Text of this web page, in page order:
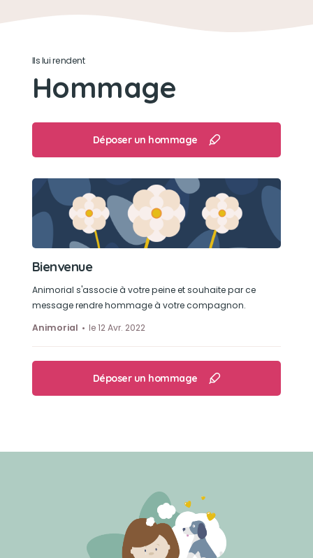
Ils lui rendent
Hommage
Déposer un hommage
Bienvenue
Animorial s'associe à votre peine et souhaite par ce
message rendre hommage à votre compagnon.
Animorial
le 12 Avr. 2022
Déposer un hommage